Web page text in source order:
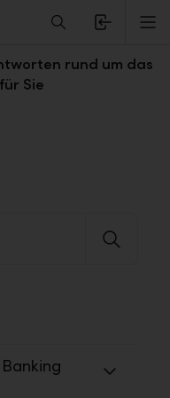
LLB E-Banking
rund um das
Sie